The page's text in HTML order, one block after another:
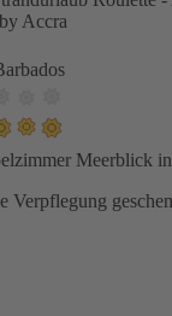
Accra
Meerblick
Verpflegung